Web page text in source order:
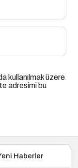
kullanılmak üzere
adresimi bu
Haberler